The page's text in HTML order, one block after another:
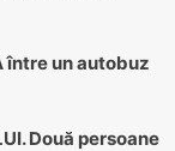
între un autobuz
Două persoane